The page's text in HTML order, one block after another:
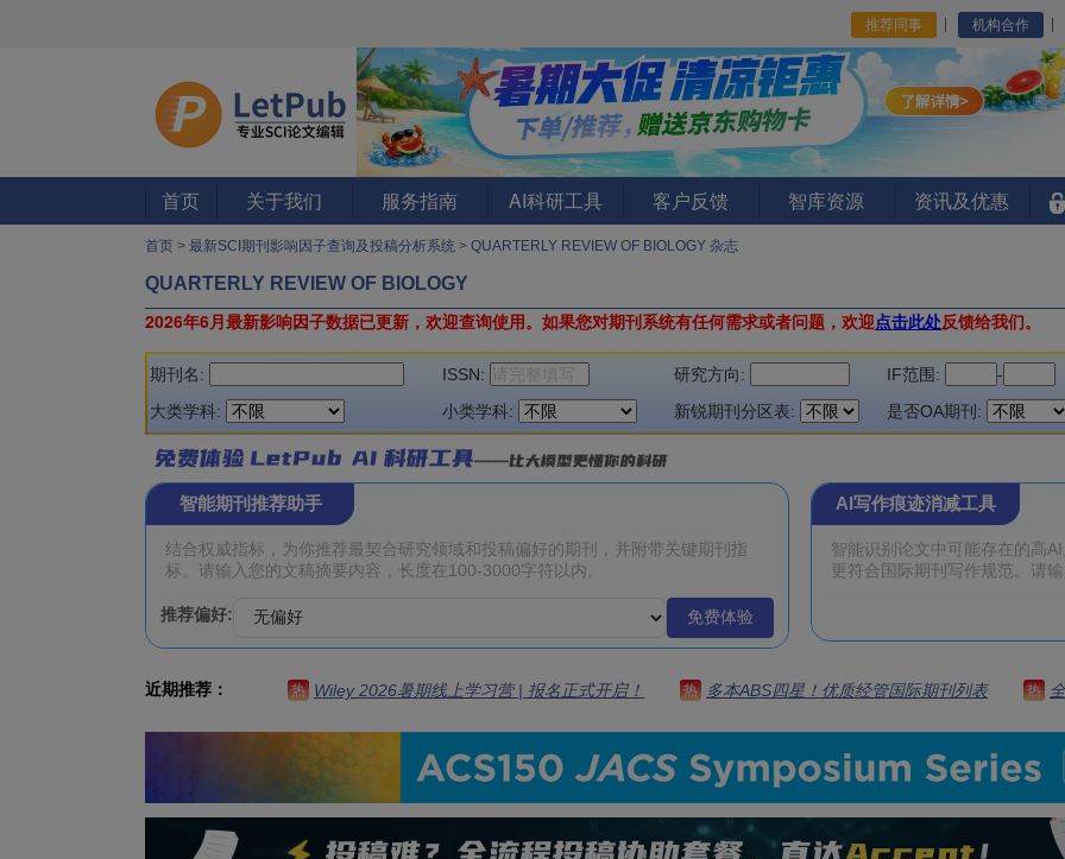
推荐同事 机构合作
首页 关于我们 服务指南 AI科研工具 客户反馈 智库资源 资讯及优惠
首页 > 最新SCI期刊影响因子查询及投稿分析系统 > QUARTERLY REVIEW OF BIOLOGY 杂志
QUARTERLY REVIEW OF BIOLOGY
2026年6月最新影响因子数据已更新，欢迎查询使用。 如果您对期刊系统有任何需求或者问题，欢迎点击此处反馈给我们。
期刊名: ISSN: 研究方向: IF范围:
-
大类学科:
小类学科: 新锐期刊分区表: 是否OA期刊:
智能期刊推荐助手
推荐偏好: 免费体验
AI写作痕迹消减工具
近期推荐： 热 Wiley 2026暑期线上学习营 | 报名正式开启！ 热 多本ABS四星！优质经管国际期刊列表 热